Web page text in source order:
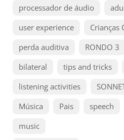
processador de áudio
user experience
Crianças
perda auditiva
RONDO 3
bilateral
tips and tricks
listening activities
Música
Pais speech
music